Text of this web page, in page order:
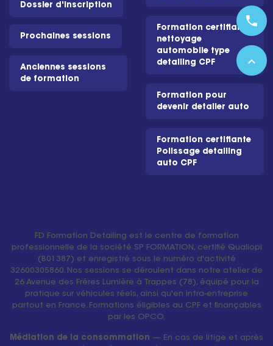
Dossier d'inscription
Prochaines sessions
Anciennes sessions
de formation
Formation certifiante
nettoyage
automobile type
detailing CPF
Formation pour
devenir detailer auto
Formation certifiante
Polissage detailing
auto CPF
FD Formation Detailing est le centre de formation
professionnelle de la société SP FORMATION, certifié Qualiopi
(B01387) et enregistré sous le numéro d'activité
32600305860. Nos sessions se déroulent dans notre atelier de
26 Avenue des Frères Lumière à Trappes (78), équipé pour la
pratique sur véhicules réels, ainsi qu'en intra-entreprise
partout en France. Formations éligibles au CPF et finançables
par les OPCO.
Médiation de la consommation — En cas de litige et après
phone
expand_less